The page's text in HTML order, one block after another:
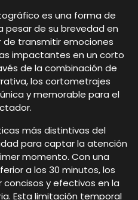
es una forma de
pesar de su brevedad en
de transmitir emociones
impactantes en un corto
de la combinación de
los cortometrajes
y memorable para el
más distintivas del
para captar la atención
momento. Con una
a los 30 minutos, los
y efectivos en la
Esta limitación temporal